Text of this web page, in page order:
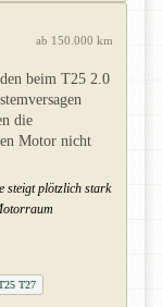
ab 150.000 km
beim T25 2.0
die
Motor nicht
steigt plötzlich stark
T27